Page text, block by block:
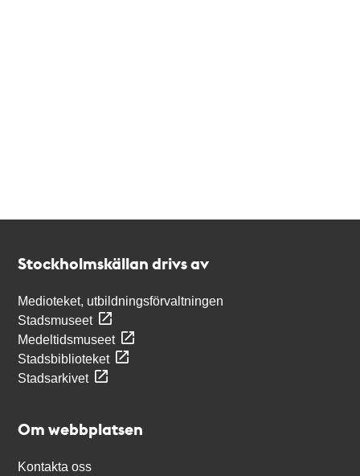
Stockholmskällan drivs av
Medioteket, utbildningsförvaltningen
Stadsmuseet
Medeltidsmuseet
Stadsbiblioteket
Stadsarkivet
Om webbplatsen
Kontakta oss